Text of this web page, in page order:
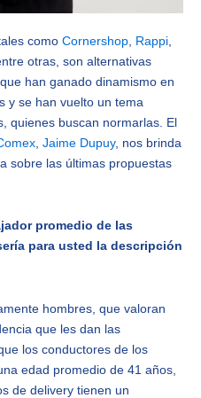
como Cornershop, Rappi,
otras, son alternativas
han ganado dinamismo en
y se han vuelto un tema
quienes buscan normarlas. El
Jaime Dupuy, nos brinda
sobre las últimas propuestas
promedio de las
para usted la descripción
hombres, que valoran
que les dan las
los conductores de los
edad promedio de 41 años,
de delivery tienen un